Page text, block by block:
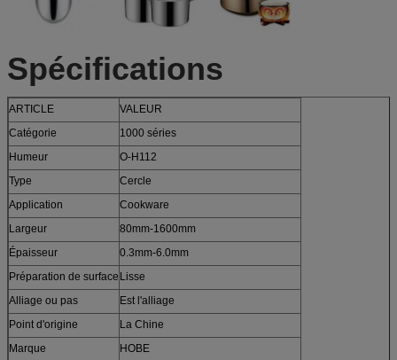
Spécifications
ARTICLE
VALEUR
Catégorie
1000 séries
Humeur
O-H112
Type
Cercle
Application
Cookware
Largeur
80mm-1600mm
Épaisseur
0.3mm-6.0mm
Préparation de surface Lisse
Alliage ou pas
Est l'alliage
Point d'origine
La Chine
Marque
HOBE